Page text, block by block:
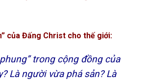
của Đấng Christ cho thế giới:
trong cộng đồng của
Là người vừa phá sản? Là